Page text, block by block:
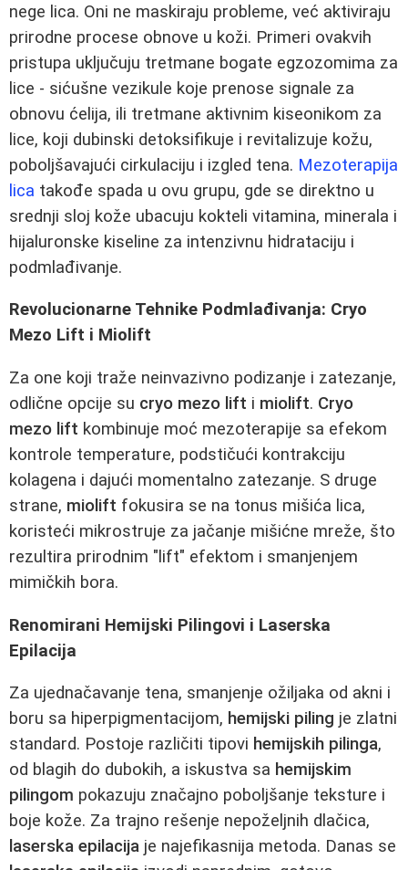
nege lica. Oni ne maskiraju probleme, već aktiviraju
prirodne procese obnove u koži. Primeri ovakvih
pristupa uključuju tretmane bogate egzozomima za
lice - sićušne vezikule koje prenose signale za
obnovu ćelija, ili tretmane aktivnim kiseonikom za
lice, koji dubinski detoksifikuje i revitalizuje kožu,
poboljšavajući cirkulaciju i izgled tena. Mezoterapija
lica takođe spada u ovu grupu, gde se direktno u
srednji sloj kože ubacuju kokteli vitamina, minerala i
hijaluronske kiseline za intenzivnu hidrataciju i
podmlađivanje.
Revolucionarne Tehnike Podmlađivanja: Cryo
Mezo Lift i Miolift
Za one koji traže neinvazivno podizanje i zatezanje,
odlične opcije su cryo mezo lift i miolift. Cryo
mezo lift kombinuje moć mezoterapije sa efekom
kontrole temperature, podstičući kontrakciju
kolagena i dajući momentalno zatezanje. S druge
strane, miolift fokusira se na tonus mišića lica,
koristeći mikrostruje za jačanje mišićne mreže, što
rezultira prirodnim "lift" efektom i smanjenjem
mimičkih bora.
Renomirani Hemijski Pilingovi i Laserska
Epilacija
Za ujednačavanje tena, smanjenje ožiljaka od akni i
boru sa hiperpigmentacijom, hemijski piling je zlatni
standard. Postoje različiti tipovi hemijskih pilinga,
od blagih do dubokih, a iskustva sa hemijskim
pilingom pokazuju značajno poboljšanje teksture i
boje kože. Za trajno rešenje nepoželjnih dlačica,
laserska epilacija je najefikasnija metoda. Danas se